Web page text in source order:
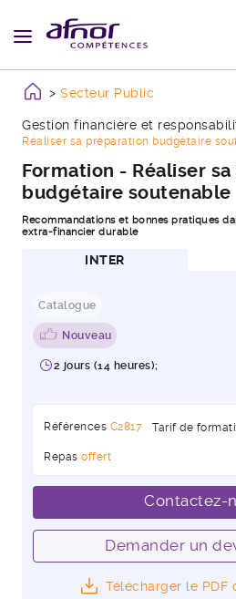
Secteur Public
Gestion financière et
Réaliser sa préparation budgétaire
Formation - Réaliser
budgétaire soutenable
Recommandations et bonnes pratiques
extra-financier durable
INTER
Catalogue
Nouveau
2 jours (14 heures);
Références C2817 Tarif de
Repas offert
Contactez-
Demander un
Télécharger le PDF